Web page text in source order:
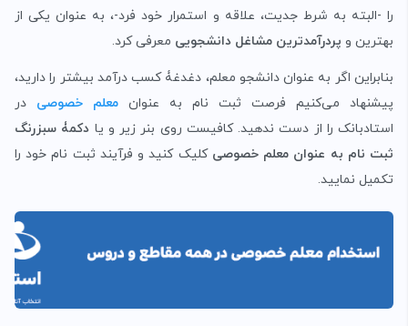
را -البته به شرط جدیت، علاقه و استمرار خود فرد-، به عنوان یکی از
بهترین و پردرآمدترین مشاغل دانشجویی معرفی کرد.
بنابراین اگر به عنوان دانشجو معلم، دغدغۀ کسب درآمد بیشتر را دارید،
پیشنهاد می‌کنیم فرصت ثبت نام به عنوان معلم خصوصی در
استادبانک را از دست ندهید. کافیست روی بنر زیر و یا دکمۀ سبزرنگ
ثبت نام به عنوان معلم خصوصی کلیک کنید و فرآیند ثبت نام خود را
تکمیل نمایید.